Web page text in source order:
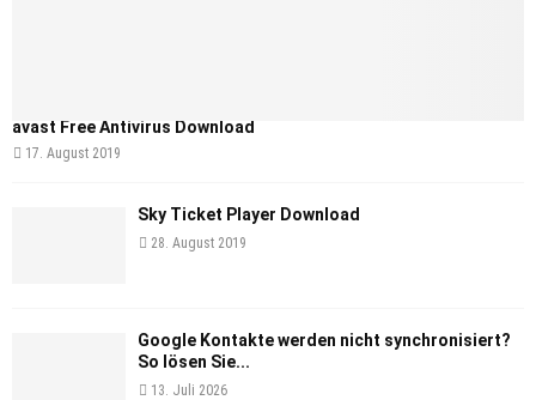
avast Free Antivirus Download
17. August 2019
Sky Ticket Player Download
28. August 2019
Google Kontakte werden nicht synchronisiert?
So lösen Sie...
13. Juli 2026